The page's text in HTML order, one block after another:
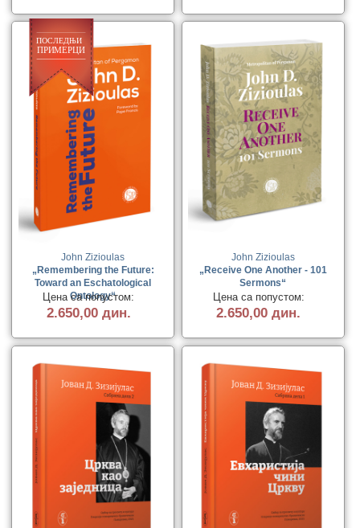
John Zizioulas
„Remembering the Future:
Toward an Eschatological
Ontology“
Цена са попустом:
2.650,00 дин.
John Zizioulas
„Receive One Another - 101
Sermons“
Цена са попустом:
2.650,00 дин.